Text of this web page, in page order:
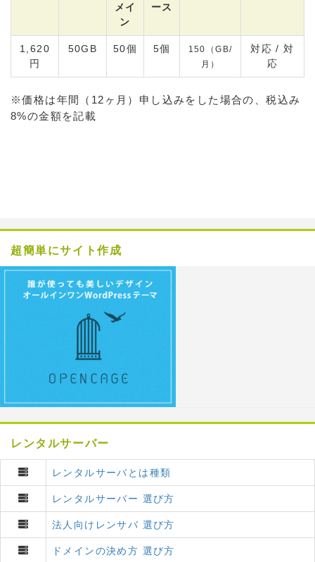
メイ
ン
ース
1,620
円
50GB 50個 5個
150（GB/
月）
対応 / 対
応
※価格は年間（12ヶ月）申し込みをした場合の、税込み
8%の金額を記載
超簡単にサイト作成
レンタルサーバー
レンタルサーバとは種類
レンタルサーバー 選び方
法人向けレンサバ 選び方
ドメインの決め方 選び方